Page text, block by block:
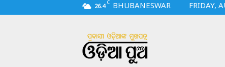
26.4 C BHUBANESWAR
FRIDAY,
i
a